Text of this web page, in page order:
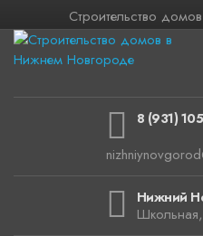
Строительство
8 (931)
Нижний